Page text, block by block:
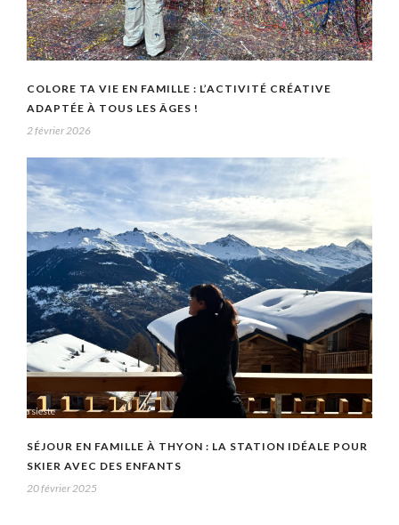
COLORE TA VIE EN FAMILLE : L’ACTIVITÉ CRÉATIVE
ADAPTÉE À TOUS LES ÂGES !
2 février 2026
SÉJOUR EN FAMILLE À THYON : LA STATION IDÉALE POUR
SKIER AVEC DES ENFANTS
20 février 2025